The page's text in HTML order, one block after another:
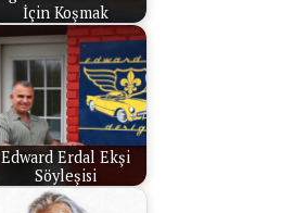
İçin Koşmak
Edward Erdal Ekşi
Söyleşisi